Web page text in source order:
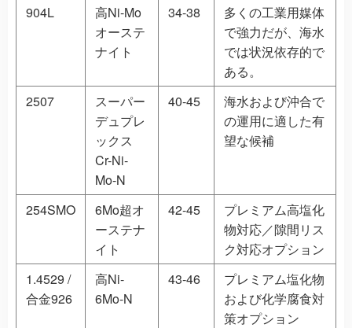
904L
高Ni-Mo
オーステ
ナイト
34-38
多くの工業用媒体
で強力だが、海水
では状況依存的で
ある。
2507
スーパー
デュプレ
ックス
Cr-Ni-
Mo-N
40-45
海水および沖合で
の運用に適した有
望な候補
254SMO
6Mo超オ
ーステナ
イト
42-45
プレミアム高塩化
物対応／隙間リス
ク対応オプション
1.4529 /
合金926
高Ni-
6Mo-N
43-46
プレミアム塩化物
および化学腐食対
策オプション